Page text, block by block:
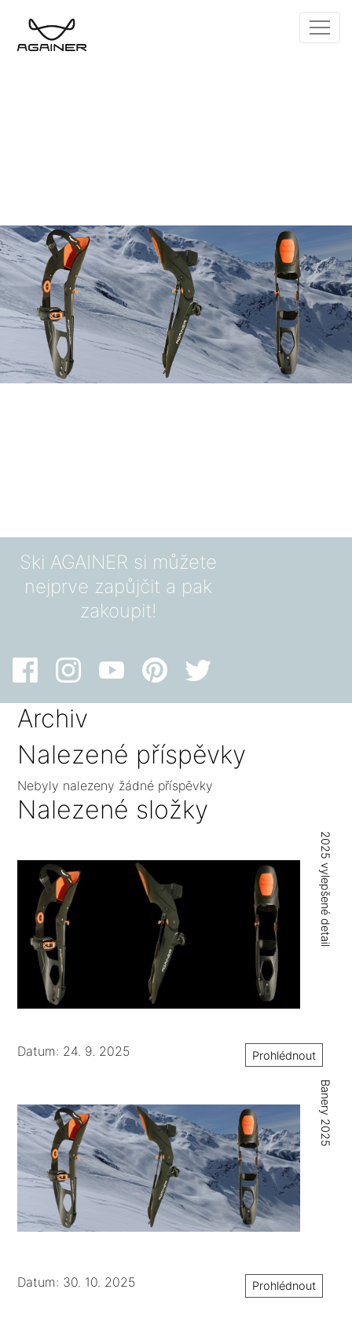
Ski AGAINER si můžete
nejprve zapůjčit a pak
zakoupit!
Archiv
Nalezené příspěvky
Nebyly nalezeny žádné příspěvky
Nalezené složky
2025 vylepšené detail
Datum: 24. 9. 2025 Prohlédnout
Banery 2025
Datum: 30. 10. 2025 Prohlédnout